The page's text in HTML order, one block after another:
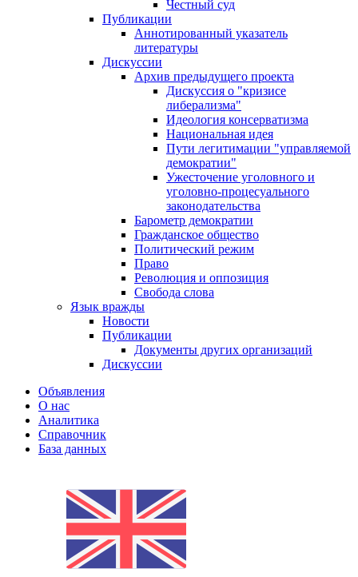
Честный суд
Публикации
Аннотированный указатель
литературы
Дискуссии
Архив предыдущего проекта
Дискуссия о "кризисе
либерализма"
Идеология консерватизма
Национальная идея
Пути легитимации "управляемой
демократии"
Ужесточение уголовного и
уголовно-процесуального
законодательства
Барометр демократии
Гражданское общество
Политический режим
Право
Революция и оппозиция
Свобода слова
Язык вражды
Новости
Публикации
Документы других организаций
Дискуссии
Объявления
О нас
Аналитика
Справочник
База данных